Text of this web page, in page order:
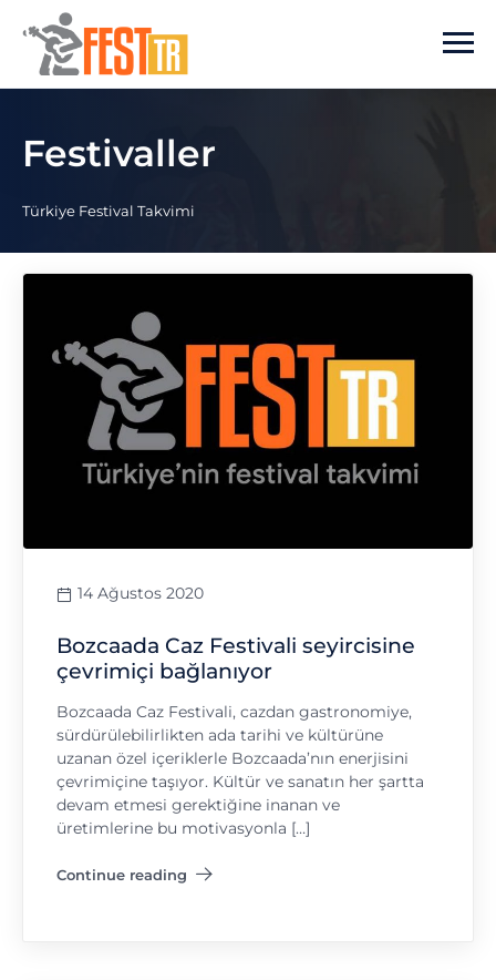
Ana içeriğe atla
Festivaller
Türkiye Festival Takvimi
14 Ağustos 2020
Bozcaada Caz Festivali seyircisine
çevrimiçi bağlanıyor
Bozcaada Caz Festivali, cazdan gastronomiye,
sürdürülebilirlikten ada tarihi ve kültürüne
uzanan özel içeriklerle Bozcaada’nın enerjisini
çevrimiçine taşıyor. Kültür ve sanatın her şartta
devam etmesi gerektiğine inanan ve
üretimlerine bu motivasyonla […]
Continue reading
"Bozcaada Caz Festivali seyircisine çevrimiçi bağlanıyor"